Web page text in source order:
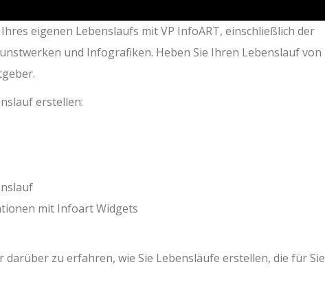
eigenen Lebenslaufs mit VP InfoART, einschließlich der
und Infografiken. Heben Sie Ihren Lebenslauf von
erstellen:
mit Infoart Widgets
darüber zu erfahren, wie Sie Lebensläufe erstellen, die für Sie